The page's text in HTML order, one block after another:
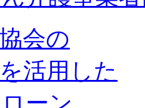
会の
活用した
ーン